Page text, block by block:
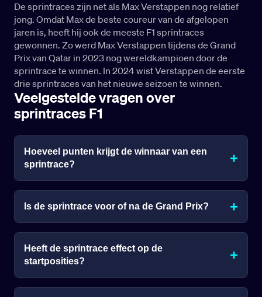
De sprintraces zijn net als Max Verstappen nog relatief
jong. Omdat Max de beste coureur van de afgelopen
jaren is, heeft hij ook de meeste F1 sprintraces
gewonnen. Zo werd Max Verstappen tijdens de Grand
Prix van Qatar in 2023 nog wereldkampioen door de
sprintrace te winnen. In 2024 wist Verstappen de eerste
drie sprintraces van het nieuwe seizoen te winnen.
Veelgestelde vragen over
sprintraces F1
Hoeveel punten krijgt de winnaar van een
sprintrace?
+
sprintrace! Ondanks dat het om een korte race gaat,
kan een coureur een groot succes boeken. De
winnaar van een F1 sprintrace levert namelijk 8
punten op. De drievoudig wereldkampioen
Verstappen wist al de nodige sprintraces te winnen.
Is de sprintrace voor of na de Grand Prix? +
het programma. De sprintrace staat zelfs nog voor
de kwalificatierace op de F1 kalender. Er zijn veel F1
fans die veel waarde hechten aan een spannende
sprintrace. Later in het weekend kan er worden
Heeft de sprintrace effect op de
startposities?
+